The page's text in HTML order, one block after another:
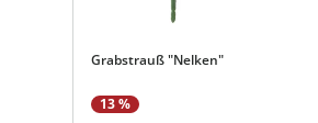
Grabstrauß "Nelken"
13 %